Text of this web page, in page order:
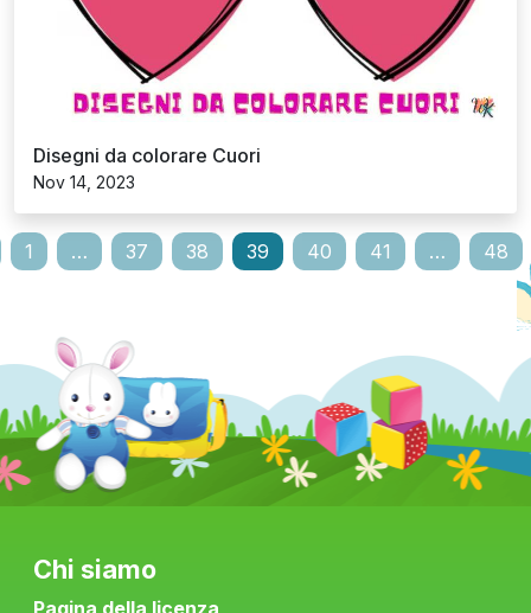
Contatto
Via del Corso 154, Roma, Lazio,
Italy
+390685873107
contact@disegnidacolorarewk.com
Sociale